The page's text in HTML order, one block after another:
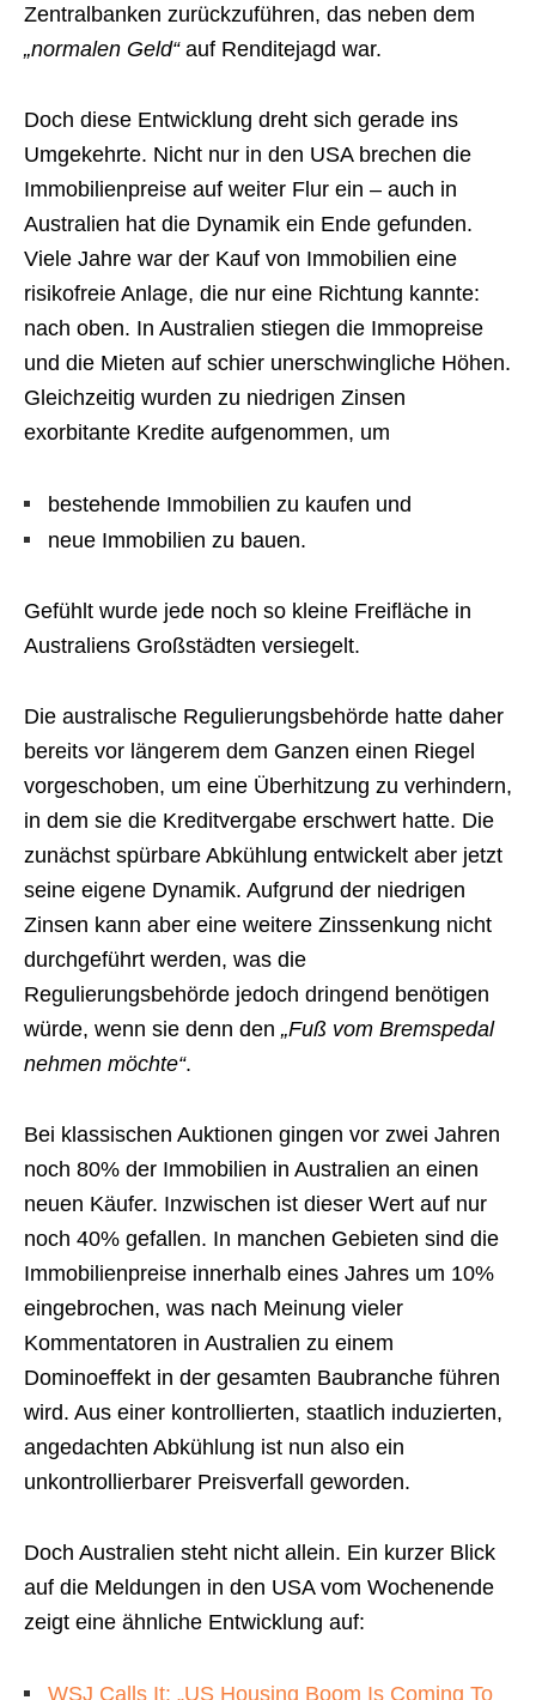
Zentralbanken zurückzuführen, das neben dem
„normalen Geld“auf Renditejagd war.
Doch diese Entwicklung dreht sich gerade ins
Umgekehrte. Nicht nur in den USA brechen die
Immobilienpreise auf weiter Flur ein – auch in
Australien hat die Dynamik ein Ende gefunden.
Viele Jahre war der Kauf von Immobilien eine
risikofreie Anlage, die nur eine Richtung kannte:
nach oben. In Australien stiegen die Immopreise
und die Mieten auf schier unerschwingliche Höhen.
Gleichzeitig wurden zu niedrigen Zinsen
exorbitante Kredite aufgenommen, um
bestehende Immobilien zu kaufen und
neue Immobilien zu bauen.
Gefühlt wurde jede noch so kleine Freifläche in
Australiens Großstädten versiegelt.
Die australische Regulierungsbehörde hatte daher
bereits vor längerem dem Ganzen einen Riegel
vorgeschoben, um eine Überhitzung zu verhindern,
in dem sie die Kreditvergabe erschwert hatte. Die
zunächst spürbare Abkühlung entwickelt aber jetzt
seine eigene Dynamik. Aufgrund der niedrigen
Zinsen kann aber eine weitere Zinssenkung nicht
durchgeführt werden, was die
Regulierungsbehörde jedoch dringend benötigen
würde, wenn sie denn den „Fuß vom Bremspedal
nehmen möchte“.
Bei klassischen Auktionen gingen vor zwei Jahren
noch 80% der Immobilien in Australien an einen
neuen Käufer. Inzwischen ist dieser Wert auf nur
noch 40% gefallen. In manchen Gebieten sind die
Immobilienpreise innerhalb eines Jahres um 10%
eingebrochen, was nach Meinung vieler
Kommentatoren in Australien zu einem
Dominoeffekt in der gesamten Baubranche führen
wird. Aus einer kontrollierten, staatlich induzierten,
angedachten Abkühlung ist nun also ein
unkontrollierbarer Preisverfall geworden.
Doch Australien steht nicht allein. Ein kurzer Blick
auf die Meldungen in den USA vom Wochenende
zeigt eine ähnliche Entwicklung auf:
WSJ Calls It: „US Housing Boom Is Coming To